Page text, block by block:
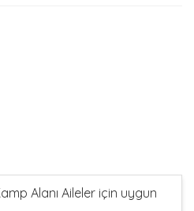
Alanı Aileler için uygun